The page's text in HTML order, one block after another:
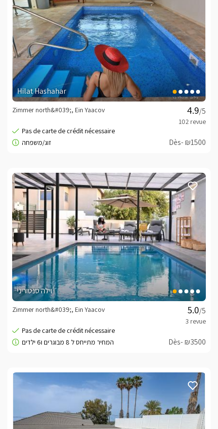
Hilat Hashahar
/5
Zimmer north&#039;, Ein Yaacov
Dès- ₪1500
וילה סנטוריני
/5
Zimmer north&#039;, Ein Yaacov
Dès- ₪3500